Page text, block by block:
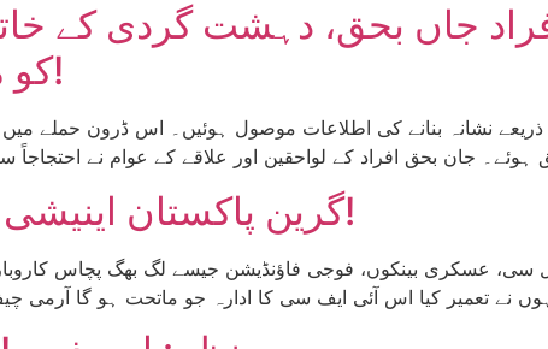
ڈرون حملے کے نتیجے میں 9 افراد جاں بحق، دہشت
کو متحد ہونا ہو گا!
نشانہ بنانے کی اطلاعات موصول ہوئیں۔ اس ڈرون حملے میں
گرین پاکستان اینیشی ایٹو کے سبز باغ!
سی، عسکری بینکوں، فوجی فاؤنڈیشن جیسے لگ بھگ پچاس